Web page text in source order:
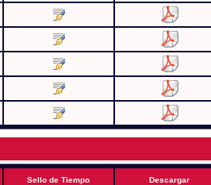
Sello de Tiempo Descargar